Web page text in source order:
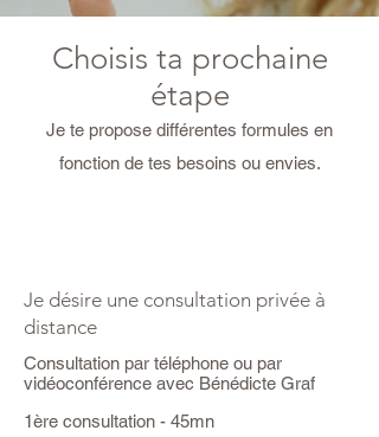
Choisis ta prochaine
étape
Je te propose différentes formules en
fonction de tes besoins ou envies.
Je désire une consultation privée à
distance
Consultation par téléphone ou par
vidéoconférence avec Bénédicte Graf
1ère consultation - 45mn